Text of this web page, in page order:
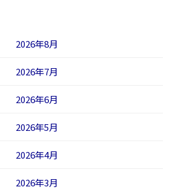
2026年8月
2026年7月
2026年6月
2026年5月
2026年4月
2026年3月